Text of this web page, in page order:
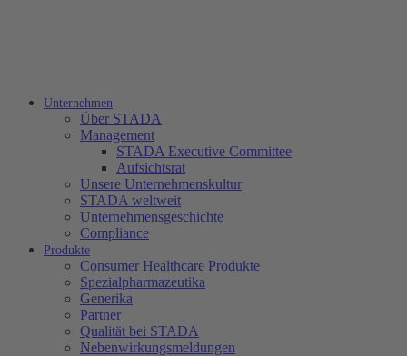
Unternehmen
Über STADA
Management
STADA Executive Committee
Aufsichtsrat
Unsere Unternehmenskultur
STADA weltweit
Unternehmensgeschichte
Compliance
Produkte
Consumer Healthcare Produkte
Spezialpharmazeutika
Generika
Partner
Qualität bei STADA
Nebenwirkungsmeldungen